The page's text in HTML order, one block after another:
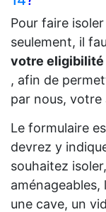
Pour faire
seulement, il
votre eligibilité
, afin de
par nous, votre
Le formulaire
devrez y
souhaitez
aménageables,
une cave, un